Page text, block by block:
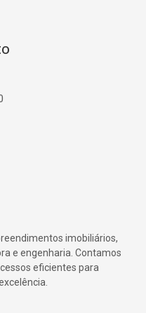
imobiliários,
e engenharia. Contamos
eficientes para